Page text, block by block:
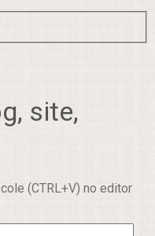
site,
(CTRL+V) no editor